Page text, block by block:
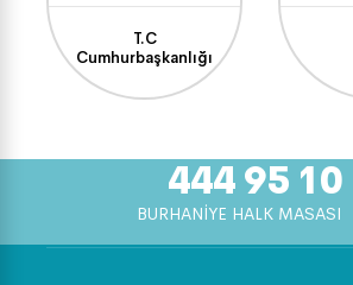
T.C
Cumhurbaşkanlığı
444 95 10
BURHANİYE HALK MASASI